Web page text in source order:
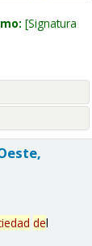
Signatura
del